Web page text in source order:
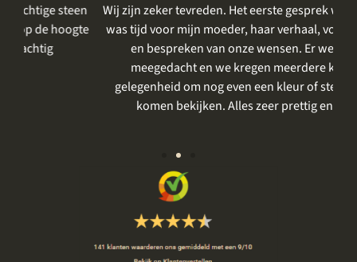
Wij zijn zeker tevreden. Het eerste gesprek was rustig, er
was tijd voor mijn moeder, haar verhaal, voor het delen
en bespreken van onze wensen. Er werd goed
meegedacht en we kregen meerdere keren de
gelegenheid om nog even een kleur of steensoort te
komen bekijken. Alles zeer prettig en rustig.